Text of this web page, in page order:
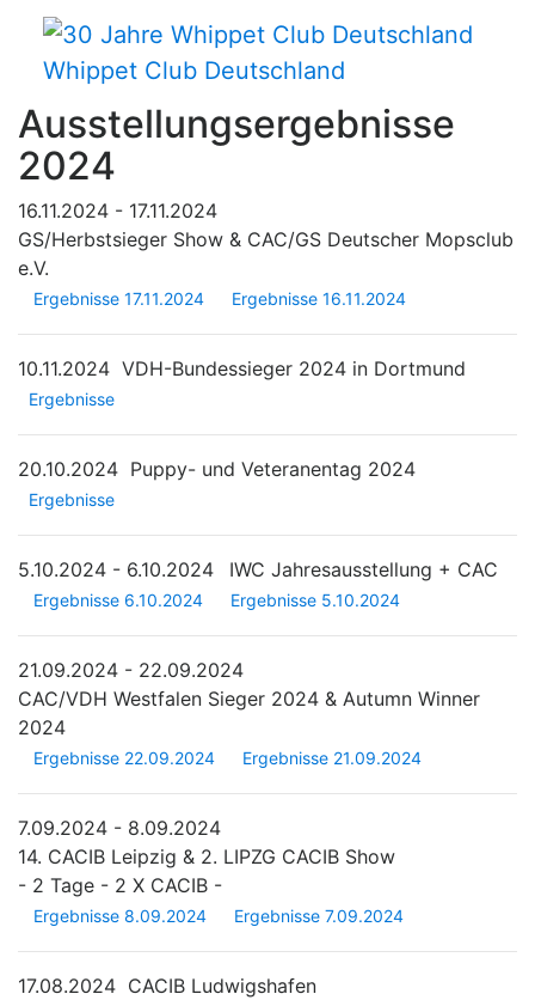
Whippet Club Deutschland
Ausstellungsergebnisse
2024
16.11.2024 - 17.11.2024
GS/Herbstsieger Show & CAC/GS Deutscher Mopsclub
e.V.
Ergebnisse 17.11.2024 Ergebnisse 16.11.2024
10.11.2024 VDH-Bundessieger 2024 in Dortmund
Ergebnisse
20.10.2024 Puppy- und Veteranentag 2024
Ergebnisse
5.10.2024 - 6.10.2024 IWC Jahresausstellung + CAC
Ergebnisse 6.10.2024 Ergebnisse 5.10.2024
21.09.2024 - 22.09.2024
CAC/VDH Westfalen Sieger 2024 & Autumn Winner
2024
Ergebnisse 22.09.2024 Ergebnisse 21.09.2024
7.09.2024 - 8.09.2024
14. CACIB Leipzig & 2. LIPZG CACIB Show
- 2 Tage - 2 X CACIB -
Ergebnisse 8.09.2024 Ergebnisse 7.09.2024
17.08.2024 CACIB Ludwigshafen